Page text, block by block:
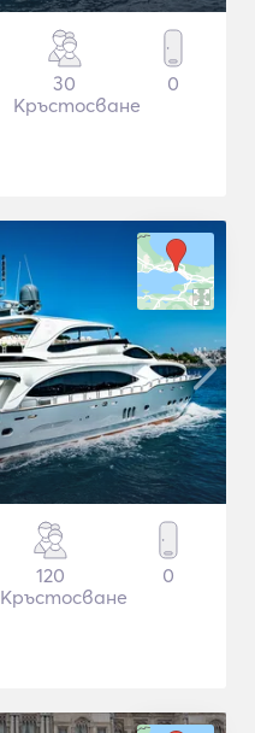
30
Кръстосване
0
120
Кръстосване
0